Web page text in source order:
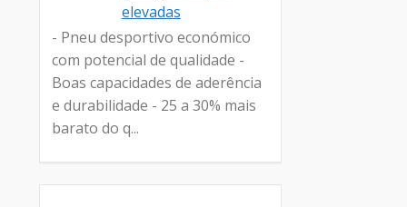
elevadas
- Pneu desportivo económico
com potencial de qualidade -
Boas capacidades de aderência
e durabilidade - 25 a 30% mais
barato do q...